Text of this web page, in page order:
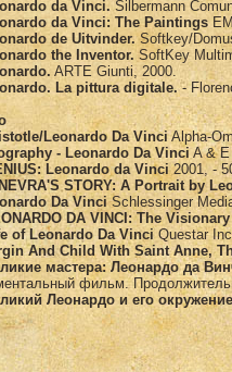
da Vinci. Silbermann
da Vinci: The Paintings
de Uitvinder.Softkey/
the Inventor. SoftKey
ARTE Giunti, 2000.
La pittura digitale.-
Leonardo Da VinciAlpha-
- Leonardo Da Vinci A &
Leonardo da Vinci2001, -
STORY: A Portrait by
Da Vinci Schlessinger
DA VINCI: The
of Leonardo Da Vinci Questar
And Child With Saint Anne,
мастера: Леонардо да
фильм.
Леонардо и его